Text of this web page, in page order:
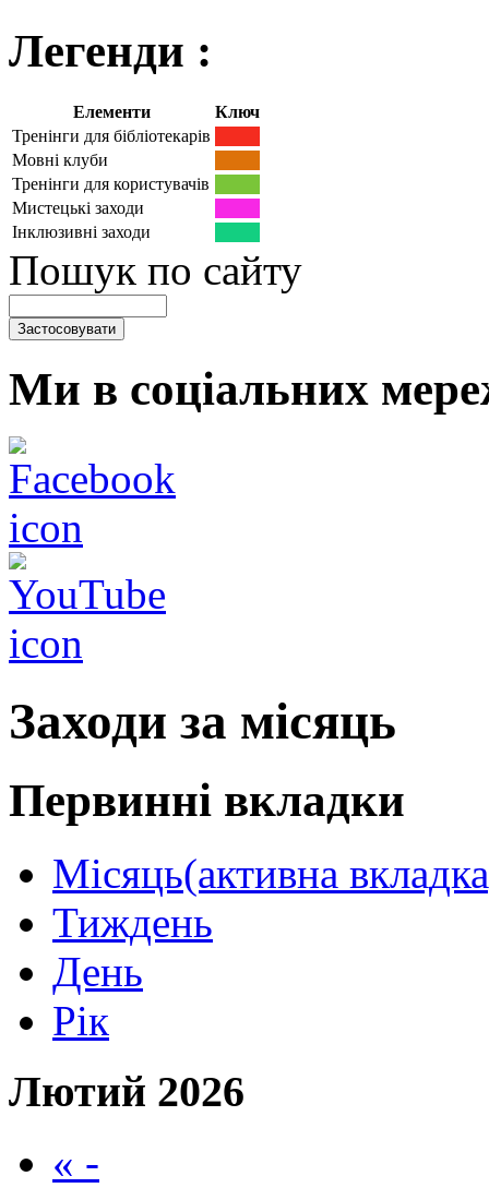
Легенди :
Елементи
Ключ
Тренінги для бібліотекарів
Мовні клуби
Тренінги для користувачів
Мистецькі заходи
Інклюзивні заходи
Пошук по сайту
Ми в соціальних
Заходи за місяць
Первинні вкладки
Місяць(активна
Тиждень
День
Рік
Лютий 2026
« -